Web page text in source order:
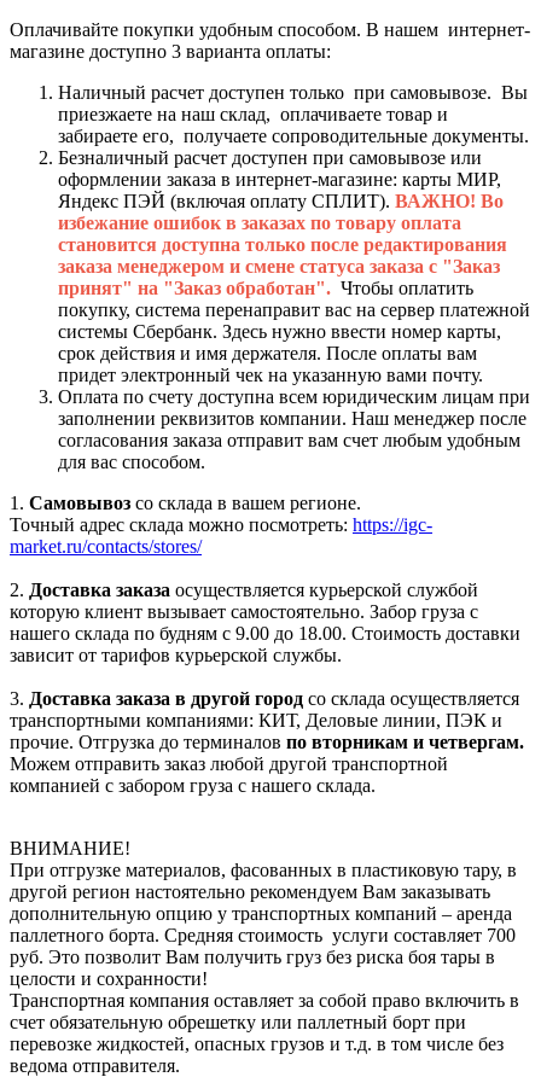
Оплачивайте покупки удобным способом. В нашем интернет-
магазине доступно 3 варианта оплаты:
Наличный расчет доступен только при самовывозе. Вы
приезжаете на наш склад, оплачиваете товар и
забираете его, получаете сопроводительные документы.
Безналичный расчет доступен при самовывозе или
оформлении заказа в интернет-магазине: карты МИР,
Яндекс ПЭЙ (включая оплату СПЛИТ). ВАЖНО! Во
избежание ошибок в заказах по товару оплата
становится доступна только после редактирования
заказа менеджером и смене статуса заказа с "Заказ
принят" на "Заказ обработан". Чтобы оплатить
покупку, система перенаправит вас на сервер платежной
системы Сбербанк. Здесь нужно ввести номер карты,
срок действия и имя держателя. После оплаты вам
придет электронный чек на указанную вами почту.
Оплата по счету доступна всем юридическим лицам при
заполнении реквизитов компании. Наш менеджер после
согласования заказа отправит вам счет любым удобным
для вас способом.
1. Самовывоз со склада в вашем регионе.
Точный адрес склада можно посмотреть: https://igc-
market.ru/contacts/stores/
2. Доставка заказа осуществляется курьерской службой
которую клиент вызывает самостоятельно. Забор груза с
нашего склада по будням с 9.00 до 18.00. Стоимость доставки
зависит от тарифов курьерской службы.
3. Доставка заказа в другой город со склада осуществляется
транспортными компаниями: КИТ, Деловые линии, ПЭК и
прочие. Отгрузка до терминалов по вторникам и четвергам.
Можем отправить заказ любой другой транспортной
компанией с забором груза с нашего склада.
ВНИМАНИЕ!
При отгрузке материалов, фасованных в пластиковую тару, в
другой регион настоятельно рекомендуем Вам заказывать
дополнительную опцию у транспортных компаний – аренда
паллетного борта. Средняя стоимость услуги составляет 700
руб. Это позволит Вам получить груз без риска боя тары в
целости и сохранности!
Транспортная компания оставляет за собой право включить в
счет обязательную обрешетку или паллетный борт при
перевозке жидкостей, опасных грузов и т.д. в том числе без
ведома отправителя.